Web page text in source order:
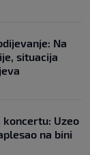
Na
situacija
Uzeo
na bini